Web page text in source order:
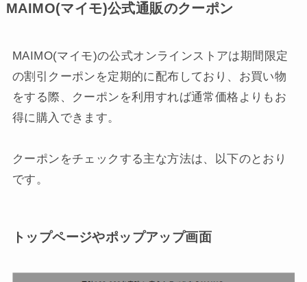
MAIMO(マイモ)公式通販のクーポン
MAIMO(マイモ)の公式オンラインストアは期間限定
の割引クーポンを定期的に配布しており、お買い物
をする際、クーポンを利用すれば通常価格よりもお
得に購入できます。
クーポンをチェックする主な方法は、以下のとおり
です。
トップページやポップアップ画面